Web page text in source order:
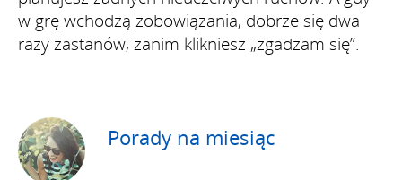
w grę wchodzą zobowiązania, dobrze się dwa
razy zastanów, zanim klikniesz „zgadzam się”.
Porady na miesiąc